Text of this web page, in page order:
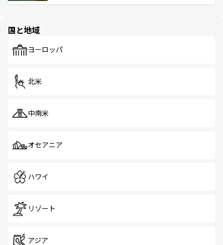
で、ホーカーズは地元の風情を楽しめる外せないスポット
国と地域
ヨーロッパ
北米
中南米
オセアニア
ハワイ
リゾート
アジア